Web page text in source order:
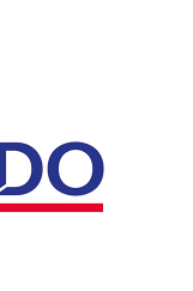
AANVRAGEN